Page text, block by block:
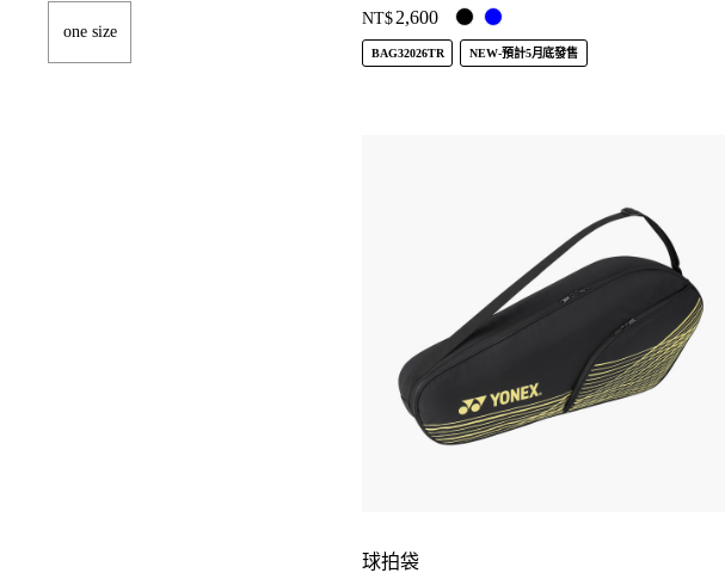
NT$ 2,600
BAG32026TR NEW-預計5月底發售
球拍袋
one size